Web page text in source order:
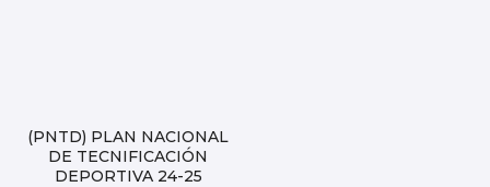
(PNTD) PLAN NACIONAL
DE TECNIFICACIÓN
DEPORTIVA 24-25